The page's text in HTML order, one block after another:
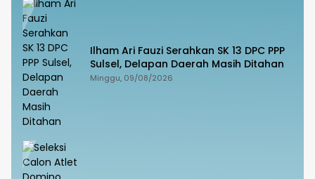
Ilham Ari Fauzi Serahkan SK 13 DPC PPP
Sulsel, Delapan Daerah Masih Ditahan
Minggu, 09/08/2026